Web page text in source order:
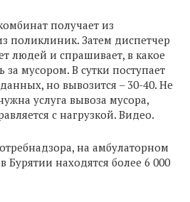
получает из
поликлиник. Затем диспетчер
людей и спрашивает, в какое
мусором. В сутки поступает
но вывозится – 30-40. Не
услуга вывоза мусора,
с нагрузкой. Видео.
на амбулаторном
находятся более 6 000